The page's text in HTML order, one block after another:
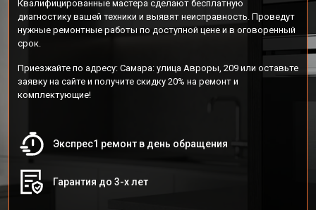
Квалифицированные мастера сделают бесплатную
диагностику вашей техники и выявят неисправность. Проведут
нужные ремонтные работы по доступной цене и в оговоренный
срок.
Приезжайте по адресу: Самара: улица Авроры, 209 или оставьте
заявку на сайте и получите скидку 20% на ремонт и
комплектующие!
Экспрес1 ремонт в день обращения
Гарантия до 3-х лет